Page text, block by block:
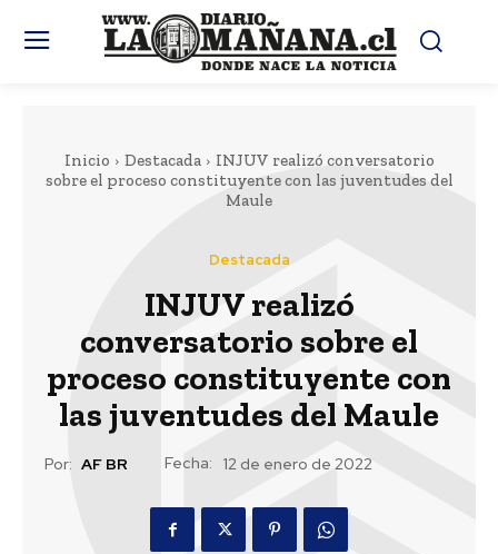
Inicio Destacada
INJUV realizó conversatorio
sobre el proceso constituyente con las juventudes del
Maule
Destacada
INJUV realizó
conversatorio sobre el
proceso constituyente con
las juventudes del Maule
Por: AF BR Fecha: 12 de enero de 2022